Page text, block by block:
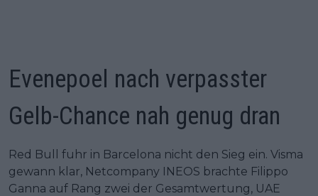
Evenepoel nach verpasster
Gelb-Chance nah genug dran
Red Bull fuhr in Barcelona nicht den Sieg ein. Visma
gewann klar, Netcompany INEOS brachte Filippo
Ganna auf Rang zwei der Gesamtwertung, UAE